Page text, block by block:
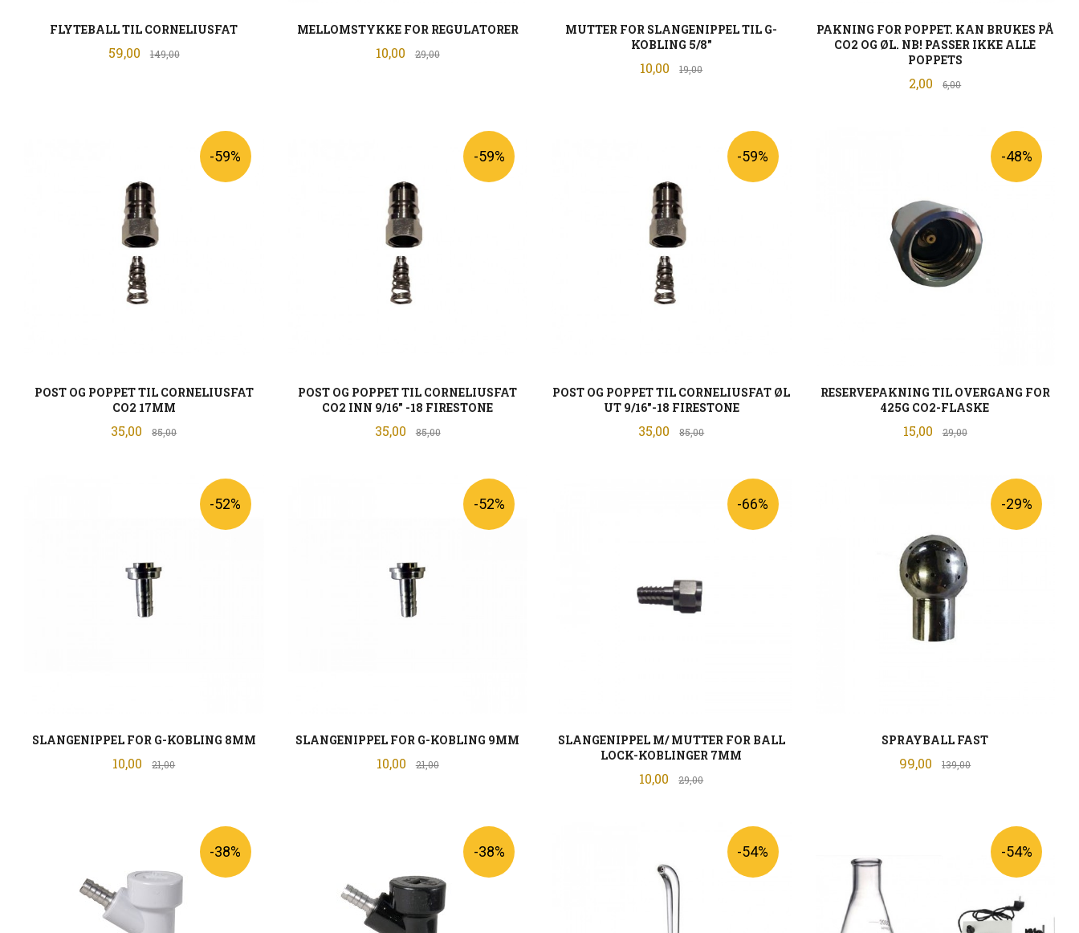
FLYTEBALL TIL CORNELIUSFAT
Tilbud
59,00 149,00Rabatt
MELLOMSTYKKE FOR REGULATORER
Tilbud
10,00 29,00Rabatt
MUTTER FOR SLANGENIPPEL TIL G-
KOBLING 5/8"
Tilbud
10,00 19,00Rabatt
PAKNING FOR POPPET. KAN BRUKES PÅ
CO2 OG ØL. NB! PASSER IKKE ALLE
POPPETS
Tilbud
2,00 6,00Rabatt
POST OG POPPET TIL CORNELIUSFAT
CO2 17MM
Tilbud
35,00 85,00Rabatt
-59%
POST OG POPPET TIL CORNELIUSFAT
CO2 INN 9/16" -18 FIRESTONE
Tilbud
35,00 85,00Rabatt
-59%
POST OG POPPET TIL CORNELIUSFAT ØL
UT 9/16"-18 FIRESTONE
Tilbud
35,00 85,00Rabatt
-59%
RESERVEPAKNING TIL OVERGANG FOR
425G CO2-FLASKE
Tilbud
15,00 29,00Rabatt
-48%
SLANGENIPPEL FOR G-KOBLING 8MM
Tilbud
10,00 21,00Rabatt
-52%
SLANGENIPPEL FOR G-KOBLING 9MM
Tilbud
10,00 21,00Rabatt
-52%
SLANGENIPPEL M/ MUTTER FOR BALL
LOCK-KOBLINGER 7MM
Tilbud
10,00 29,00Rabatt
-66%
SPRAYBALL FAST
Tilbud
99,00 139,00Rabatt
-29%
-38% -38% -54% -54%